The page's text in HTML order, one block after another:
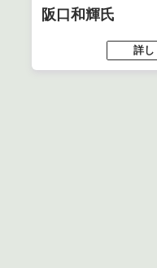
阪口和輝氏
詳